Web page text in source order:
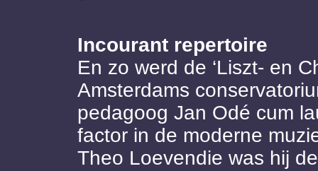
Incourant repertoire
En zo werd de ‘Liszt- en
Amsterdams
pedagoog Jan Odé cum
factor in de moderne
Theo Loevendie was hij